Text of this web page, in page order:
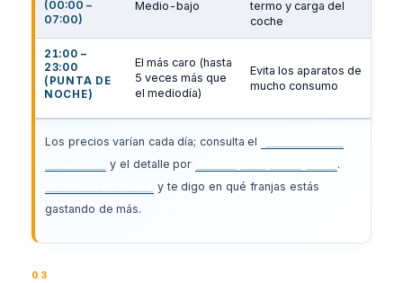
(00:00 –
07:00)
Medio-bajo
termo y carga del
coche
21:00 –
23:00
(PUNTA DE
NOCHE)
El más caro (hasta
5 veces más que
el mediodía)
Evita los aparatos de
mucho consumo
Los precios varían cada día; consulta el
y el detalle por
.
y te digo en qué franjas estás
gastando de más.